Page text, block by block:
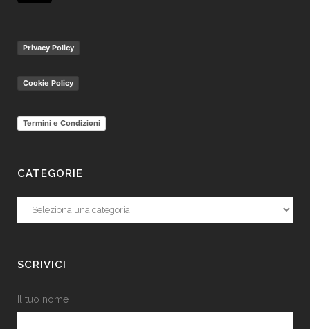
Privacy Policy
Cookie Policy
Termini e Condizioni
CATEGORIE
Categorie
SCRIVICI
Il tuo nome